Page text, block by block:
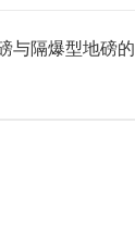
与隔爆型地磅的